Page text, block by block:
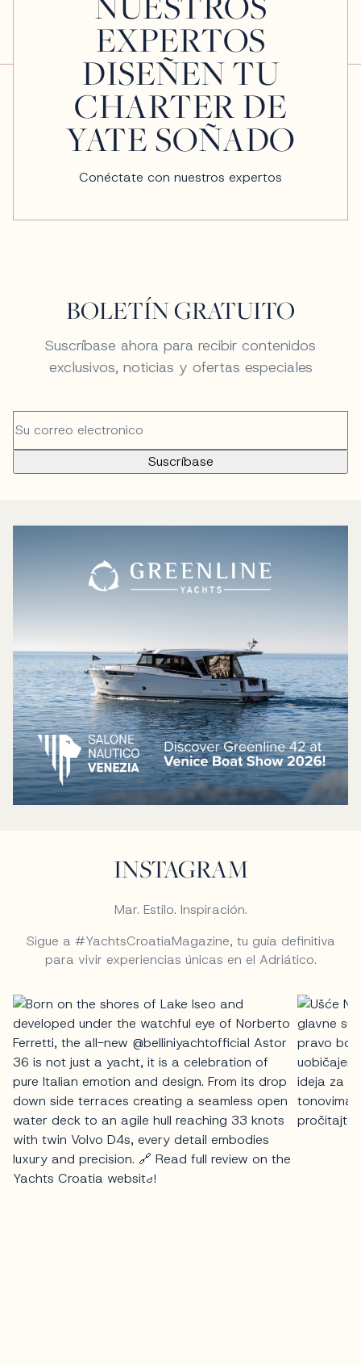
EXPERTOS
DISEÑEN TU
CHARTER DE
YATE SOÑADO
Conéctate con nuestros expertos
BOLETÍN GRATUITO
Suscríbase ahora para recibir contenidos
exclusivos, noticias y ofertas especiales
INSTAGRAM
Mar. Estilo. Inspiración.
Sigue a #YachtsCroatiaMagazine, tu guía definitiva
para vivir experiencias únicas en el Adriático.